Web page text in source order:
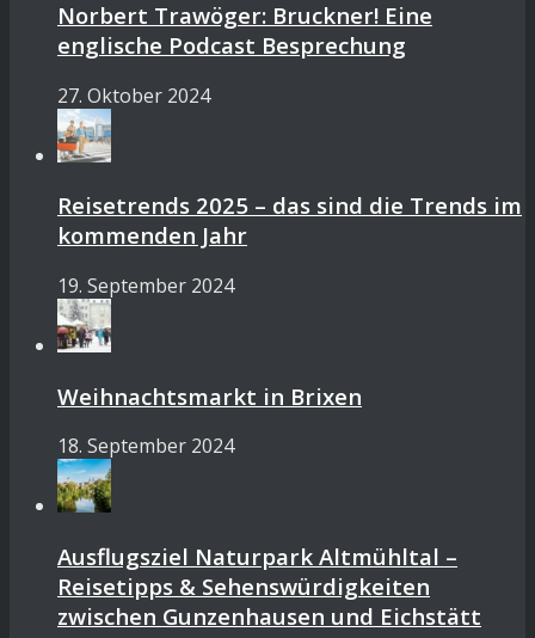
Norbert Trawöger: Bruckner! Eine
englische Podcast Besprechung
27. Oktober 2024
Reisetrends 2025 – das sind die Trends im
kommenden Jahr
19. September 2024
Weihnachtsmarkt in Brixen
18. September 2024
Ausflugsziel Naturpark Altmühltal –
Reisetipps & Sehenswürdigkeiten
zwischen Gunzenhausen und Eichstätt